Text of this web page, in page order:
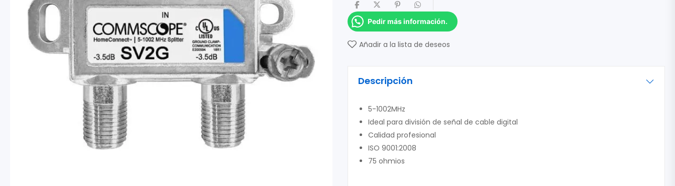
Pedir más información.
Añadir a la lista de deseos
Descripción
5-1002MHz
Ideal para división de señal de cable digital
Calidad profesional
ISO 9001:2008
75 ohmios